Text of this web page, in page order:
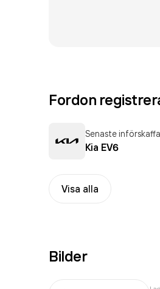
Fordon
Senaste
Kia EV6
Visa alla
Bilder